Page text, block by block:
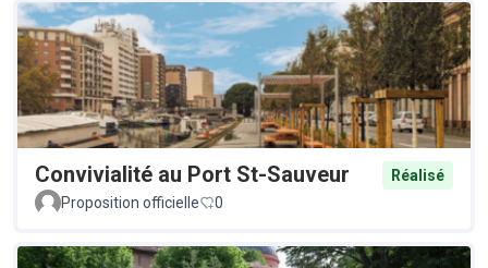
Convivialité au Port St-Sauveur
Réalisé
Proposition officielle
0